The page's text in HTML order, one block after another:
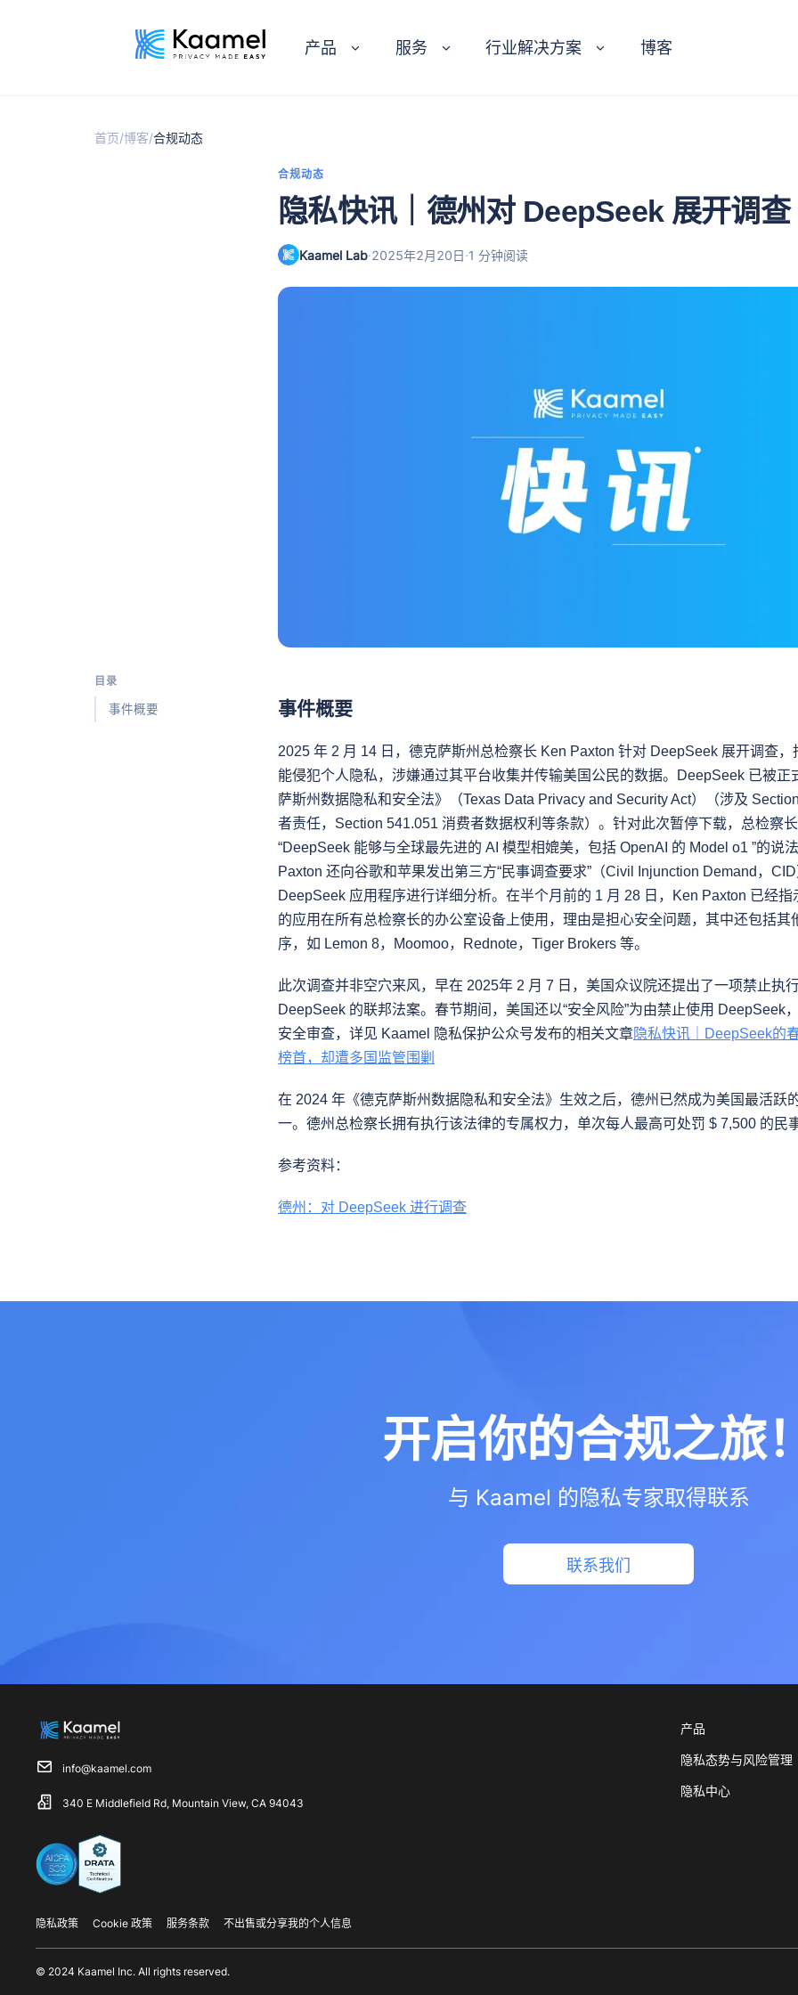
产品 服务 行业解决方案 博客
首页/博客/合规动态
合规动态
隐私快讯｜德州对 DeepSeek 展开调查
Kaamel Lab·2025年2月20日·1 分钟阅读
目录
事件概要 事件概要
2025 年 2 月 14 日，德克萨斯州总检察长 Ken Paxton 针对 DeepSeek 展开调查
能侵犯个人隐私，涉嫌通过其平台收集并传输美国公民的数据。DeepSeek 已被正
萨斯州数据隐私和安全法》（Texas Data Privacy and Security Act）（涉及
者责任，Section 541.051 消费者数据权利等条款）。针对此次暂停下载，总检察
“DeepSeek 能够与全球最先进的 AI 模型相媲美，包括 OpenAI 的 Model o1 ”的说
Paxton 还向谷歌和苹果发出第三方“民事调查要求”（Civil Injunction Demand，
DeepSeek 应用程序进行详细分析。在半个月前的 1 月 28 日，Ken Paxton 已经
的应用在所有总检察长的办公室设备上使用，理由是担心安全问题，其中还包括其
序，如 Lemon 8，Moomoo，Rednote，Tiger Brokers 等。
此次调查并非空穴来风，早在 2025年 2 月 7 日，美国众议院还提出了一项禁止执
DeepSeek 的联邦法案。春节期间，美国还以“安全风险”为由禁止使用 DeepSeek
安全审查，详见 Kaamel 隐私保护公众号发布的相关文章隐私快讯｜DeepSeek的
榜首，却遭多国监管围剿
在 2024 年《德克萨斯州数据隐私和安全法》生效之后，德州已然成为美国最活跃
一。德州总检察长拥有执行该法律的专属权力，单次每人最高可处罚 $ 7,500 的民
参考资料：
德州：对 DeepSeek 进行调查
开启你的合规之旅
与 Kaamel 的隐私专家取得联系
联系我们
info@kaamel.com
340 E Middlefield Rd, Mountain View, CA 94043
产品
隐私态势与风险管理
隐私中心
隐私政策 Cookie 政策 服务条款 不出售或分享我的个人信息
© 2024 Kaamel Inc. All rights reserved.